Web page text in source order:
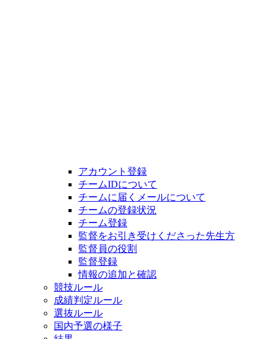
アカウント登録
チームIDについて
チームに届くメールについて
チームの登録状況
チーム登録
監督をお引き受けくださった先生方
監督員の役割
監督登録
情報の追加と確認
競技ルール
成績判定ルール
選抜ルール
国内予選の様子